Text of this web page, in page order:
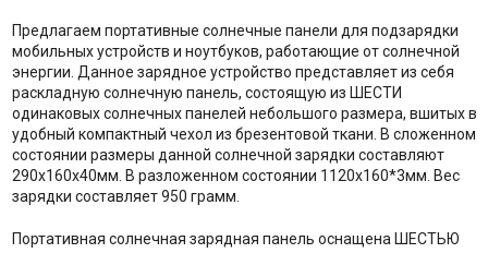
Предлагаем портативные солнечные панели для подзарядки
мобильных устройств и ноутбуков, работающие от солнечной
энергии. Данное зарядное устройство представляет из себя
раскладную солнечную панель, состоящую из ШЕСТИ
одинаковых солнечных панелей небольшого размера, вшитых в
удобный компактный чехол из брезентовой ткани. В сложенном
состоянии размеры данной солнечной зарядки составляют
290х160х40мм. В разложенном состоянии 1120х160*3мм. Вес
зарядки составляет 950 грамм.
Портативная солнечная зарядная панель оснащена ШЕСТЬЮ